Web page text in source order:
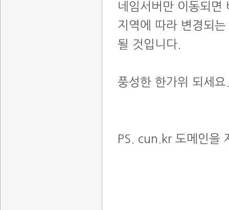
네임서버만 이동되면
지역에 따라 변경되
될 것입니다.
풍성한 한가위 되세
PS. cun.kr 도메인을